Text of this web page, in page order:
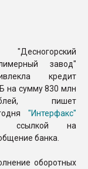
ПЕРЕЙТИ НА
"Десногорский
завод"
кредит
на сумму 830 млн
пишет
"Интерфакс"
ссылкой на
банка.
оборотных